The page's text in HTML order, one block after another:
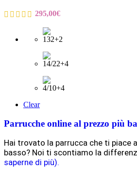
295,00€
Clear
Parrucche online al prezzo più
Hai trovato la parrucca che ti piace
basso? Noi ti scontiamo la
saperne di più).